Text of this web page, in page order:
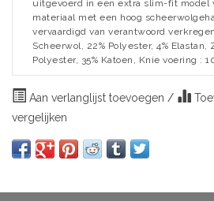
uitgevoerd in een extra slim-fit model
materiaal met een hoog
vervaardigd van verantwoord
Scheerwol, 22% Polyester, 4% Elastan,
Polyester, 35% Katoen, Knie voering :
Aan verlanglijst toevoegen /
vergelijken